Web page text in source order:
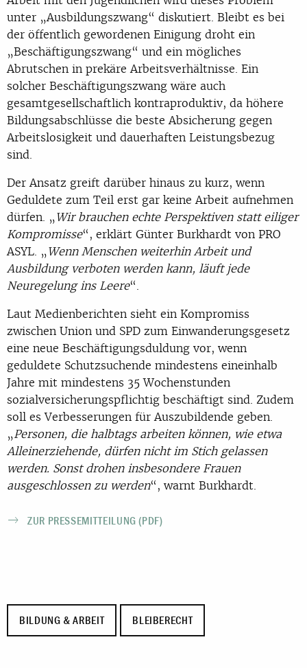
unter „Ausbildungszwang“ diskutiert. Bleibt es bei
der öffentlich gewordenen Einigung droht ein
„Beschäftigungszwang“ und ein mögliches
Abrutschen in prekäre Arbeitsverhältnisse. Ein
solcher Beschäftigungszwang wäre auch
gesamtgesellschaftlich kontraproduktiv, da höhere
Bildungsabschlüsse die beste Absicherung gegen
Arbeitslosigkeit und dauerhaften Leistungsbezug
sind.
Der Ansatz greift darüber hinaus zu kurz, wenn
Geduldete zum Teil erst gar keine Arbeit aufnehmen
dürfen. „Wir brauchen echte Perspektiven statt eiliger
Kompromisse“, erklärt Günter Burkhardt von PRO
ASYL. „Wenn Menschen weiterhin Arbeit und
Ausbildung verboten werden kann, läuft jede
Neuregelung ins Leere“.
Laut Medienberichten sieht ein Kompromiss
zwischen Union und SPD zum Einwanderungsgesetz
eine neue Beschäftigungsduldung vor, wenn
geduldete Schutzsuchende mindestens eineinhalb
Jahre mit mindestens 35 Wochenstunden
sozialversicherungspflichtig beschäftigt sind. Zudem
soll es Verbesserungen für Auszubildende geben.
„Personen, die halbtags arbeiten können, wie etwa
Alleinerziehende, dürfen nicht im Stich gelassen
werden. Sonst drohen insbesondere Frauen
ausgeschlossen zu werden“, warnt Burkhardt.
ZUR PRESSEMITTEILUNG (PDF)
BILDUNG & ARBEIT BLEIBERECHT